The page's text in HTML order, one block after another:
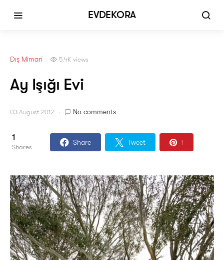
EVDEKORA
Dış Mimari 5.4K views
Ay Işığı Evi
03 August 2012 No comments
1
Shares
Share Tweet 1